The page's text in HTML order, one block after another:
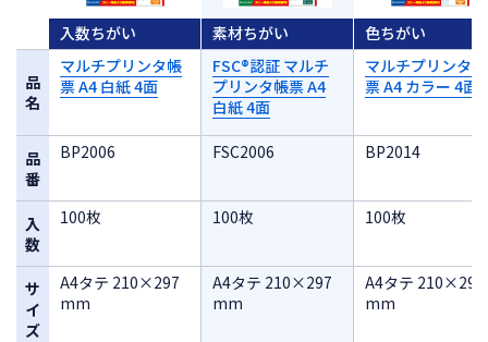
品
名
品
番
入
数
サ
イ
ズ
入数ちがい
マルチプリンタ帳
票 A4 白紙 4面
BP2006
100枚
A4タテ 210×297
mm
素材ちがい
FSC®認証 マルチ
プリンタ帳票 A4
白紙 4面
FSC2006
100枚
A4タテ 210×297
mm
色ちがい
マルチプリンタ帳
票 A4 カラー 4面
BP2014
100枚
A4タテ 210×297
mm